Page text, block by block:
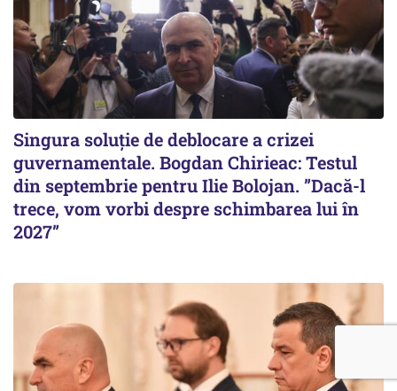
Singura soluție de deblocare a crizei
guvernamentale. Bogdan Chirieac: Testul
din septembrie pentru Ilie Bolojan. ”Dacă-l
trece, vom vorbi despre schimbarea lui în
2027”